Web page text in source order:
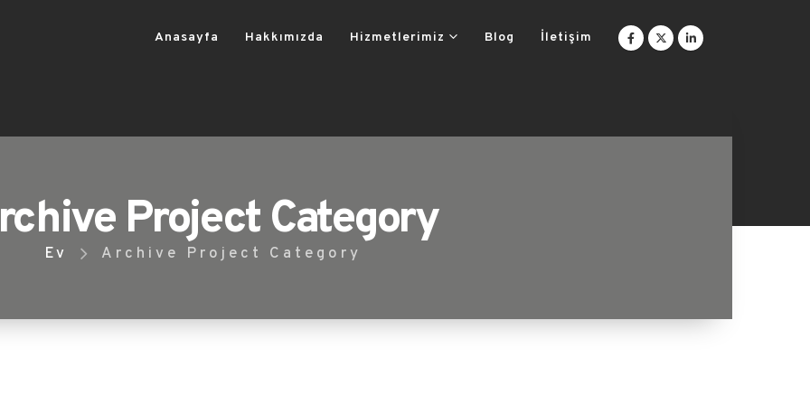
Anasayfa Hakkımızda Hizmetlerimiz Blog İletişim
Project Category
Ev Archive Project Category